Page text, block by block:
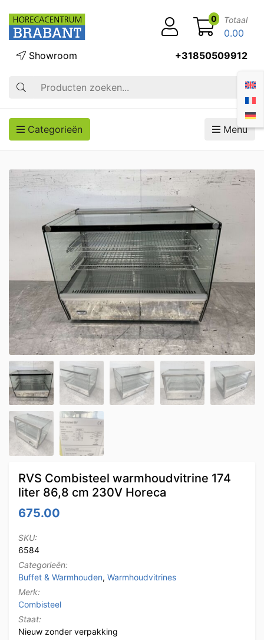
Zoek op
Showroom +31850509912
0 Totaal
0.00
Categorieën Menu
RVS Combisteel warmhoudvitrine 174
liter 86,8 cm 230V Horeca
675.00
SKU:
6584
Categorieën:
Buffet & Warmhouden, Warmhoudvitrines
Merk:
Combisteel
Staat:
Nieuw zonder verpakking